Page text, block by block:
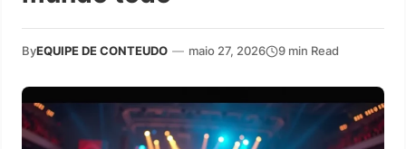
ByEQUIPE DE CONTEUDO — maio 27, 2026 9 min Read